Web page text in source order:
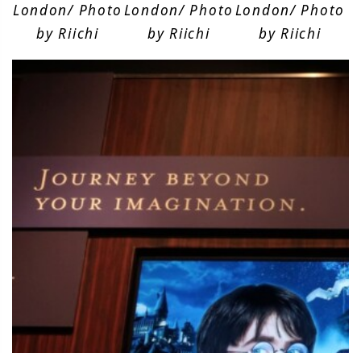
London/ Photo
by Riichi
London/ Photo
by Riichi
London/ Photo
by Riichi